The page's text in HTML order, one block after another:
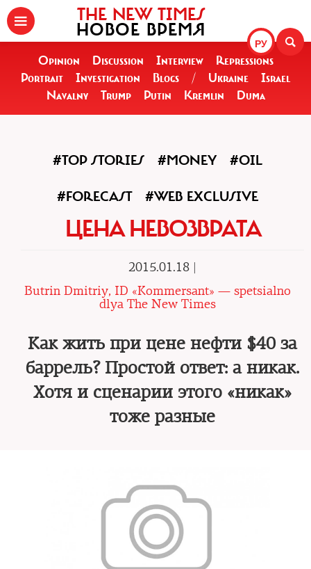
РУ
THE NEW TIMES
НОВОЕ ВРЕМЯ
Opinion Discussion Interview
Repressions
Portrait
Investigation Blogs / Ukraine
Israel
Navalny
Trump Putin Kremlin Duma
#TOP STORIES #MONEY #OIL
#FORECAST #WEB EXCLUSIVE
ЦЕНА НЕВОЗВРАТА
2015.01.18 |
Butrin Dmitriy, ID «Kommersant» — spetsialno
dlya The New Times
Как жить при цене нефти $40 за
баррель? Простой ответ: а никак.
Хотя и сценарии этого «никак»
тоже разные